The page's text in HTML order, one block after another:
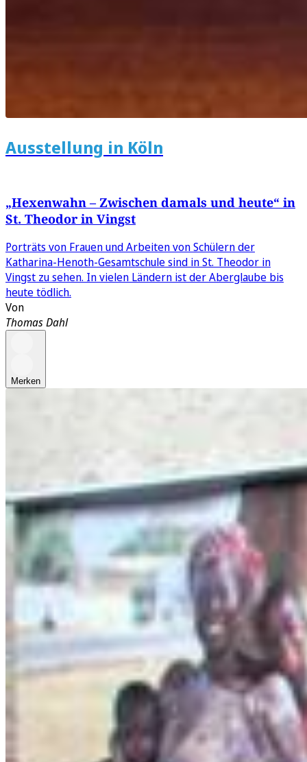
Ausstellung in Köln
„Hexenwahn – Zwischen damals und heute“ in
St. Theodor in Vingst
Porträts von Frauen und Arbeiten von Schülern der
Katharina-Henoth-Gesamtschule sind in St. Theodor in
Vingst zu sehen. In vielen Ländern ist der Aberglaube bis
heute tödlich.
Von
Thomas Dahl
Merken